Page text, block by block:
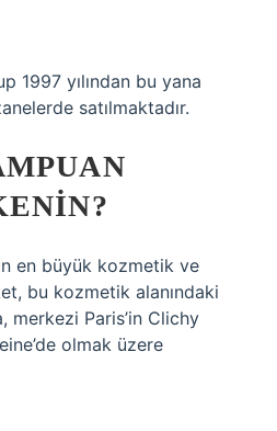
1997 yılından bu yana
satılmaktadır.
en büyük kozmetik ve
bu kozmetik alanındaki
merkezi Paris’in Clichy
olmak üzere